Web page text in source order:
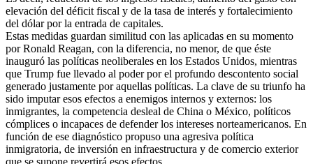
elevación del déficit fiscal y de la tasa de interés y fortalecimiento
del dólar por la entrada de capitales.
Estas medidas guardan similitud con las aplicadas en su momento
por Ronald Reagan, con la diferencia, no menor, de que éste
inauguró las políticas neoliberales en los Estados Unidos, mientras
que Trump fue llevado al poder por el profundo descontento social
generado justamente por aquellas políticas. La clave de su triunfo ha
sido imputar esos efectos a enemigos internos y externos: los
inmigrantes, la competencia desleal de China o México, políticos
cómplices o incapaces de defender los intereses norteamericanos. En
función de ese diagnóstico propuso una agresiva política
inmigratoria, de inversión en infraestructura y de comercio exterior